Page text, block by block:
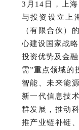
3月14日，上
与投资设立上
（有限合伙）
心建设国家战
投资优势及金
需”重点领域的
智能、未来能
新一代信息技
群发展，推动
推产业链补链